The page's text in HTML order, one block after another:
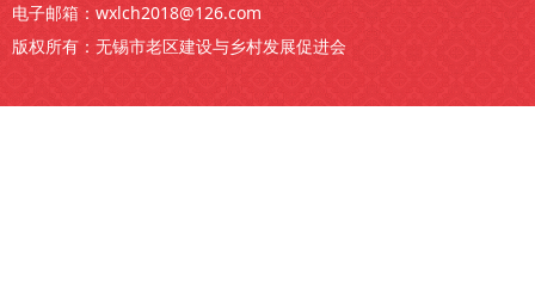
电子邮箱：wxlch2018@126.com
版权所有：无锡市老区建设与乡村发展促进会